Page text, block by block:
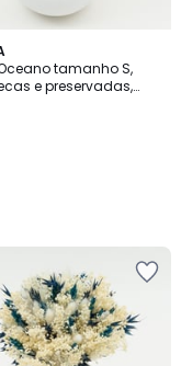
tamanho S,
e preservadas,